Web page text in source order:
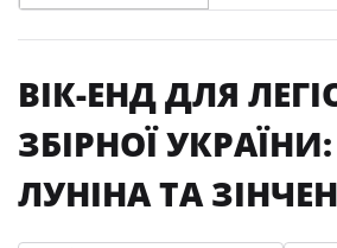
ВІК-ЕНД ДЛЯ
ЗБІРНОЇ УКРАЇНИ:
ЛУНІНА ТА